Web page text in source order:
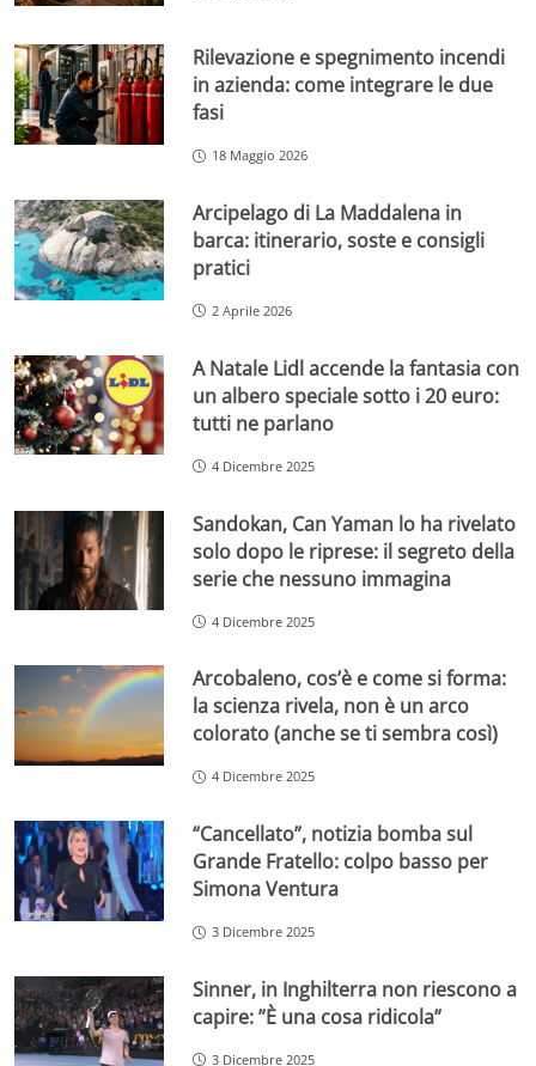
Rilevazione e spegnimento incendi
in azienda: come integrare le due
fasi
18 Maggio 2026
Arcipelago di La Maddalena in
barca: itinerario, soste e consigli
pratici
2 Aprile 2026
A Natale Lidl accende la fantasia con
un albero speciale sotto i 20 euro:
tutti ne parlano
4 Dicembre 2025
Sandokan, Can Yaman lo ha rivelato
solo dopo le riprese: il segreto della
serie che nessuno immagina
4 Dicembre 2025
Arcobaleno, cos’è e come si forma:
la scienza rivela, non è un arco
colorato (anche se ti sembra così)
4 Dicembre 2025
“Cancellato”, notizia bomba sul
Grande Fratello: colpo basso per
Simona Ventura
3 Dicembre 2025
Sinner, in Inghilterra non riescono a
capire: ”È una cosa ridicola”
3 Dicembre 2025